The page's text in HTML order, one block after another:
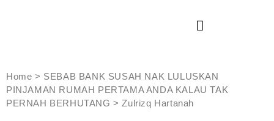
Home > SEBAB BANK SUSAH NAK LULUSKAN
PINJAMAN RUMAH PERTAMA ANDA KALAU TAK
PERNAH BERHUTANG > Zulrizq Hartanah